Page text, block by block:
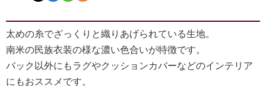
太めの糸でざっくりと織りあげられている生地。
南米の民族衣装の様な濃い色合いが特徴です。
バック以外にもラグやクッションカバーなどのインテリア
にもおススメです。